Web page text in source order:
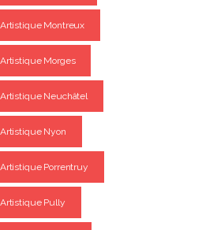
Montreux
Morges
Neuchâtel
Nyon
Porrentruy
Pully